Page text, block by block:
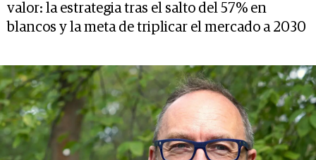
valor: la estrategia tras el salto del 57% en
blancos y la meta de triplicar el mercado a 2030